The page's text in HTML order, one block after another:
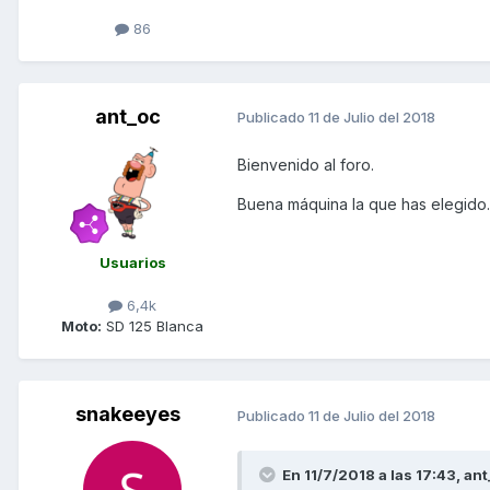
86
ant_oc
Usuarios
6,4k
Moto: SD 125 Blanca
Publicado 11 de Julio del 2018
Bienvenido al foro.
Buena máquina la que has elegido.
snakeeyes Publicado 11 de Julio del 2018
En 11/7/2018 a las 17:43,